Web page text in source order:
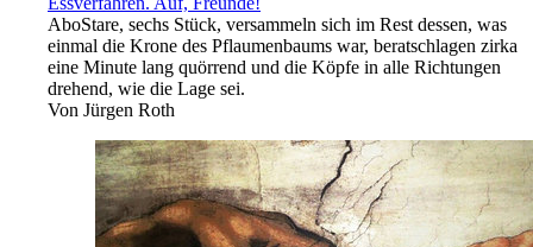
AboStare, sechs Stück, versammeln sich im Rest dessen, was
einmal die Krone des Pflaumenbaums war, beratschlagen zirka
eine Minute lang quörrend und die Köpfe in alle Richtungen
drehend, wie die Lage sei.
Von Jürgen Roth